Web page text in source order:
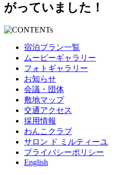
がっていました！
宿泊プラン一覧
ムービーギャラリー
フォトギャラリー
お知らせ
会議・団体
敷地マップ
交通アクセス
採用情報
わんこクラブ
サロン ド ミルティーユ
プライバシーポリシー
English